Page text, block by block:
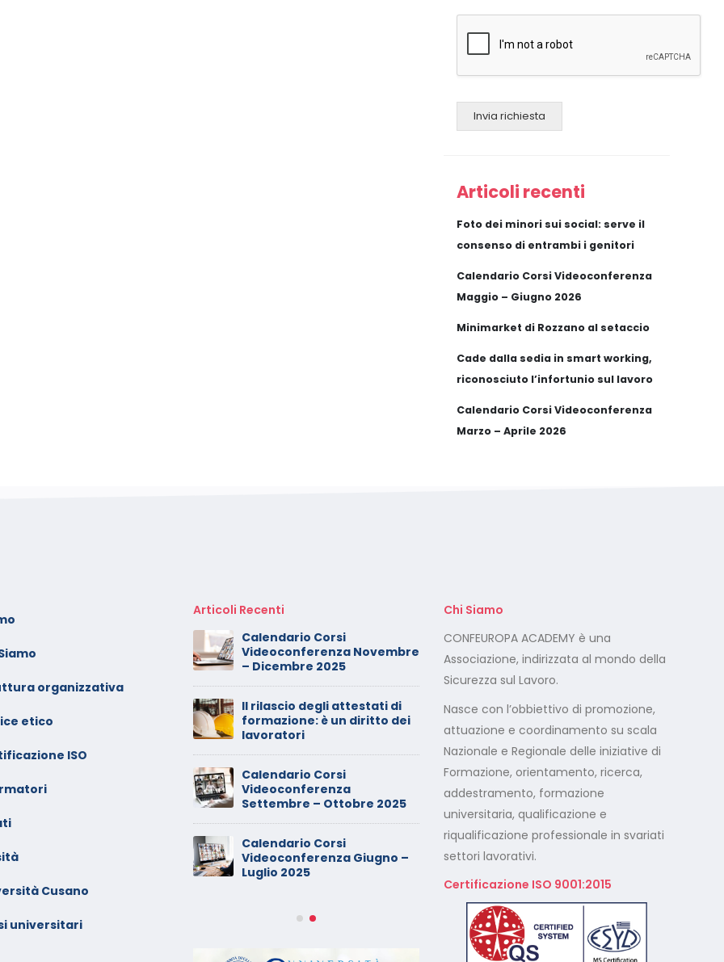
Invia richiesta
Articoli recenti
Foto dei minori sui social: serve il
consenso di entrambi i genitori
Calendario Corsi Videoconferenza
Maggio – Giugno 2026
Minimarket di Rozzano al setaccio
Cade dalla sedia in smart working,
riconosciuto l’infortunio sul lavoro
Calendario Corsi Videoconferenza
Marzo – Aprile 2026
organizzativa
etico
ISO
Cusano
universitari
Articoli Recenti
il consenso di
Maggio –
riconosciuto
Marzo –
Calendario Corsi
Videoconferenza Novembre
– Dicembre 2025
Il rilascio degli attestati di
formazione: è un diritto dei
lavoratori
Calendario Corsi
Videoconferenza
Settembre – Ottobre 2025
Calendario Corsi
Videoconferenza Giugno –
Luglio 2025
Foto dei minori sui social:
serve il consenso di
entrambi i genitori
Calendario Corsi
Videoconferenza Maggio –
Giugno 2026
Minimarket di Rozzano al
setaccio
Cade dalla sedia in smart
working, riconosciuto
Calendario Corsi
Videoconferenza Marzo –
Aprile 2026
Chi Siamo
CONFEUROPA ACADEMY è una
Associazione, indirizzata al mondo della
Sicurezza sul Lavoro.
Nasce con l’obbiettivo di promozione,
attuazione e coordinamento su scala
Nazionale e Regionale delle iniziative di
Formazione, orientamento, ricerca,
addestramento, formazione
universitaria, qualificazione e
riqualificazione professionale in svariati
settori lavorativi.
Certificazione ISO 9001:2015